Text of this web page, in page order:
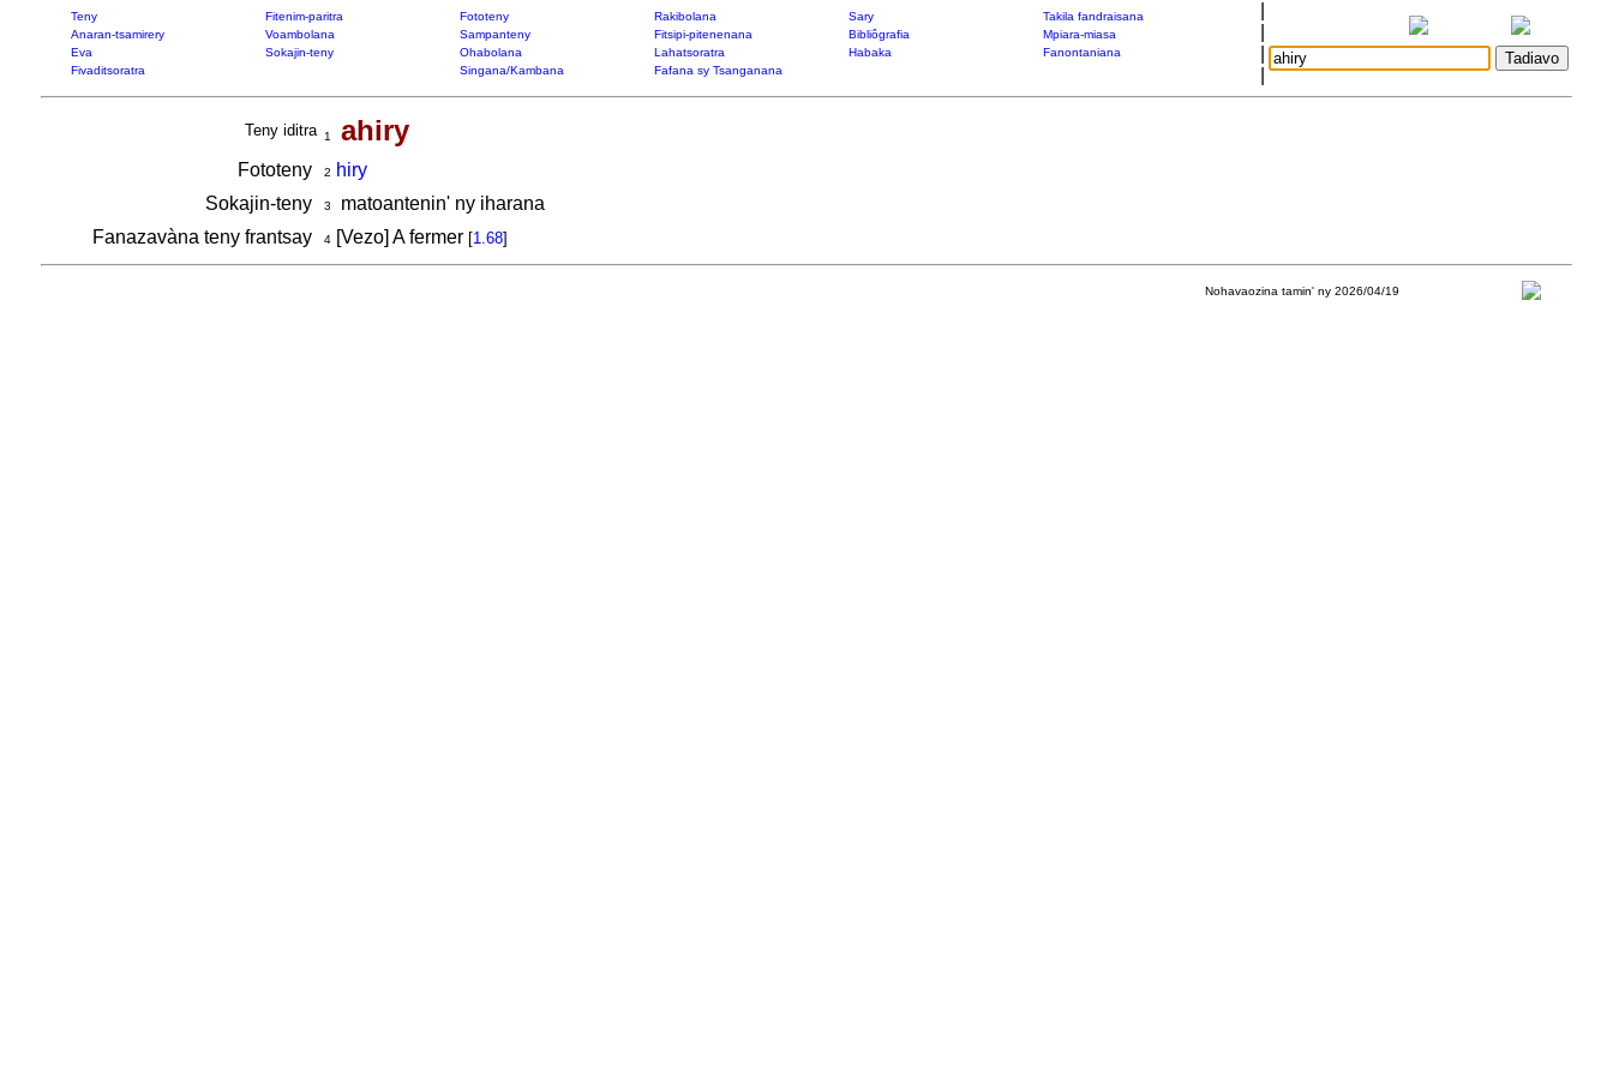
Teny Fitenim-paritra Fototeny Rakibolana Sary
Takila fandraisana
Anaran-tsamirery
Voambolana Sampanteny Fitsipi-pitenenana Bibliôgrafia
Mpiara-miasa
Eva
Sokajin-teny Ohabolana Lahatsoratra Habaka
Fanontaniana
Fivaditsoratra
Singana/Kambana Fafana sy Tsanganana
Teny iditra 1 ahiry
Fototeny 2
hiry
Sokajin-teny
3
matoantenin' ny iharana
Fanazavàna teny frantsay
4[Vezo] A fermer [1.68]
Nohavaozina tamin' ny 2026/04/19